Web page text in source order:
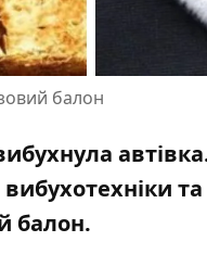
балон
вибухотехніки
балон.